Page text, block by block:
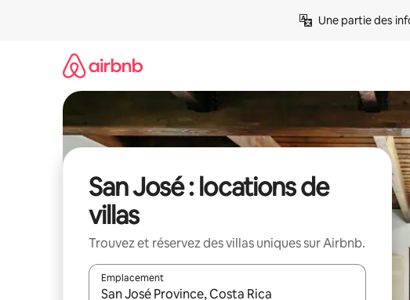
Une partie des
San José : locations de
villas
Trouvez et réservez des villas uniques sur Airbnb.
Emplacement
Quand les résultats sont affichés, parcourez-les en utilisant